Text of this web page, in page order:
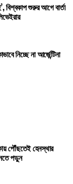
শুরুর আগে বার্তা
নিচ্ছে না আর্জেন্টিনা
পৌঁছতেই হেনস্থার
পড়ুন